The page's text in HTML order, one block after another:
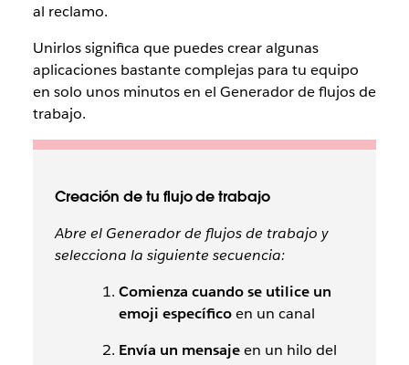
al reclamo.
Unirlos significa que puedes crear algunas
aplicaciones bastante complejas para tu equipo
en solo unos minutos en el Generador de flujos de
trabajo.
Creación de tu flujo de trabajo
Abre el Generador de flujos de trabajo y
selecciona la siguiente secuencia:
Comienza cuando se utilice un
emoji específicoen un canal
Envía un mensajeen un hilo del